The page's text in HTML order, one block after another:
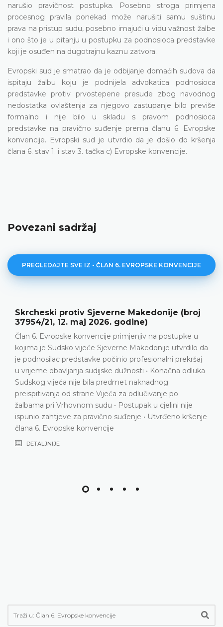
narušio pravičnost postupka. Posebno stroga primjena
procesnog pravila ponekad može narušiti samu suštinu
prava na pristup sudu, posebno imajući u vidu važnost žalbe
i ono što je u pitanju u postupku za podnosioca predstavke
koji je osuđen na dugotrajnu kaznu zatvora.
Evropski sud je smatrao da je odbijanje domaćih sudova da
ispitaju žalbu koju je podnijela advokatica podnosioca
predstavke protiv prvostepene presude zbog navodnog
nedostatka ovlaštenja za njegovo zastupanje bilo previše
formalno i nije bilo u skladu s pravom podnosioca
predstavke na pravično suđenje prema članu 6. Evropske
konvencije. Evropski sud je utvrdio da je došlo do kršenja
člana 6. stav 1. i stav 3. tačka c) Evropske konvencije.
Povezani sadržaj
PREGLEDAJTE SVE IZ - ČLAN 6. EVROPSKE KONVENCIJE
Aničić protiv Srbije (broj 36639/22, 9. juni
2026. godine)
Prekršajni postupak • Kažnjavanje za izazivanje
saobraćajne nesreće • Prigovor četvrtog stepena •
Nema povrede člana 6. Evropske konvencije
DETALJNIJE